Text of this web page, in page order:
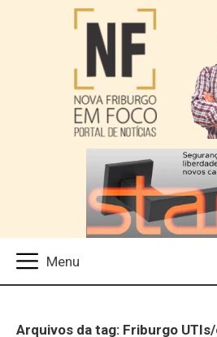
Arquivos da tag: Friburgo